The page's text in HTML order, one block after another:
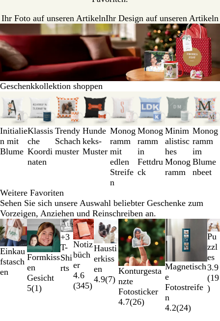
Ihr Foto auf unseren ArtikelnIhr Design auf unseren Artikeln
Geschenkkollektion shoppen
Initialie
n mit
Blume
Klassis
che
Koordi
naten
Trendy
Schach
muster
Hunde
keks-
Muster
Monog
ramm
mit
edlen
Streife
n
Monog
ramm
in
Fettdru
ck
Minim
alistisc
hes
Monog
ramm
Monog
ramm
im
Blume
nbeet
bis
3
8
Weitere Favoriten
Sehen Sie sich unsere Auswahl beliebter Geschenke zum
Vorzeigen, Anziehen und Reinschreiben an.
Einkau
fstasch
en
Formkiss
en
Gesicht
5(1)
Ausverkauft
S
c
h
w
W
e
i
ß
G
e
l
b
R
o
t
+3
T-
Shi
rts
Notiz
büch
er
4.6
(345)
Hausti
erkiss
en
4.9(7)
Konturgesta
nzte
Fotosticker
4.7(26)
Magnetisch
e
Fotostreife
n
4.2(24)
Pu
zzl
es
3.9
(19
)
Galeriebilder
1
bis
2
von
8